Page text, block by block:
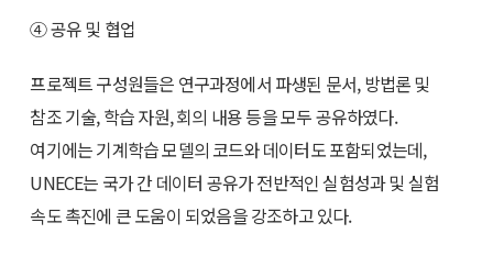
④ 공유 및 협업
프로젝트 구성원들은 연구과정에서 파생된 문서, 방법론 및
참조 기술, 학습 자원, 회의 내용 등을 모두 공유하였다.
여기에는 기계학습 모델의 코드와 데이터도 포함되었는데,
UNECE는 국가 간 데이터 공유가 전반적인 실험성과 및 실험
속도 촉진에 큰 도움이 되었음을 강조하고 있다.